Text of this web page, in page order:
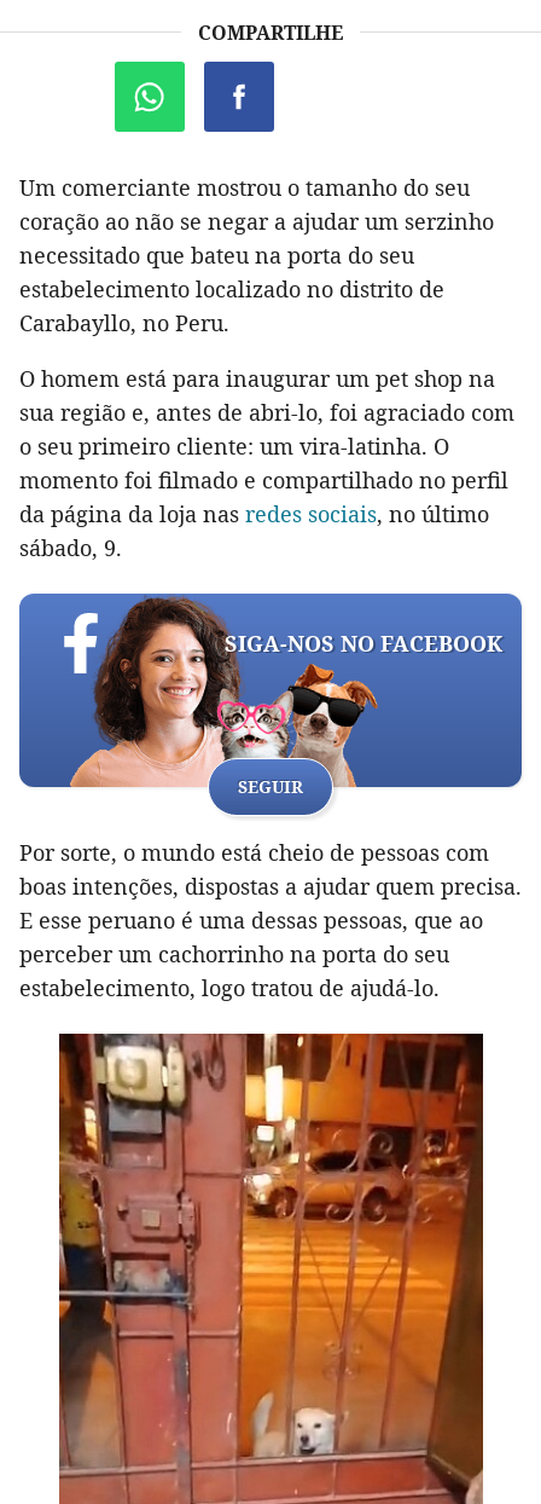
COMPARTILHE
Um comerciante mostrou o tamanho do seu
coração ao não se negar a ajudar um serzinho
necessitado que bateu na porta do seu
estabelecimento localizado no distrito de
Carabayllo, no Peru.
O homem está para inaugurar um pet shop na
sua região e, antes de abri-lo, foi agraciado com
o seu primeiro cliente: um vira-latinha. O
momento foi filmado e compartilhado no perfil
da página da loja nas redes sociais, no último
sábado, 9.
SIGA-NOS NO FACEBOOK
SEGUIR
Por sorte, o mundo está cheio de pessoas com
boas intenções, dispostas a ajudar quem precisa.
E esse peruano é uma dessas pessoas, que ao
perceber um cachorrinho na porta do seu
estabelecimento, logo tratou de ajudá-lo.